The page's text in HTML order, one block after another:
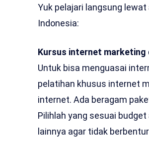
Yuk pelajari langsung
Indonesia:
Kursus internet marketing
Untuk bisa menguasai
pelatihan khusus internet
internet. Ada beragam
Pilihlah yang sesuai
lainnya agar tidak